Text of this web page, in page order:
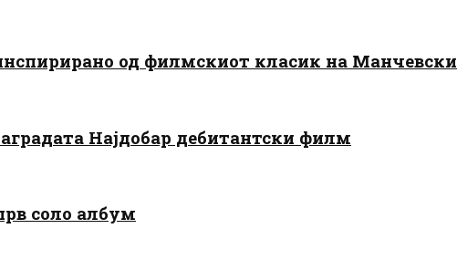
од филмскиот класик на Манчевски
Најдобар дебитантски филм
соло албум